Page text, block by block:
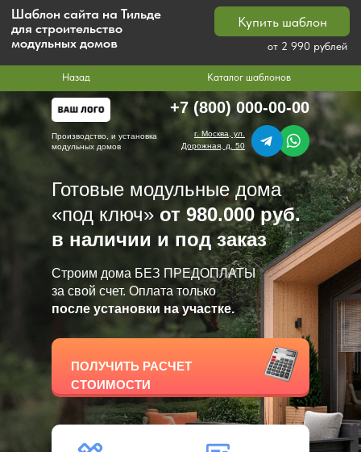
Каталог шаблонов
Назад
Купить шаблон
от 2 990 рублей
Шаблон сайта на Тильде
для строительство
модульных домов
Производство, и установка
модульных домов
+7 (800) 000-00-00
ПОЛУЧИТЬ РАСЧЕТ
СТОИМОСТИ
г. Москва, ул.
Дорожная, д. 50
Готовые модульные дома
«под ключ» от 980.000 руб.
в наличии и под заказ
Строим дома БЕЗ ПРЕДОПЛАТЫ
за свой счет. Оплата только
после установки на участке.